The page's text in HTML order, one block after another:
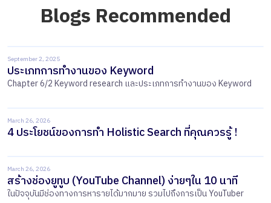
Blogs Recommended
September 2, 2025
ประเภทการทำงานของ Keyword
Chapter 6/2 Keyword research และประเภทการทำงานของ Keyword
March 26, 2026
4 ประโยชน์ของการทำ Holistic Search ที่คุณควรรู้ !
March 26, 2026
สร้างช่องยูทูบ (YouTube Channel) ง่ายๆใน 10 นาที
ในปัจจุบันมีช่องทางการหารายได้มากมาย รวมไปถึงการเป็น YouTuber